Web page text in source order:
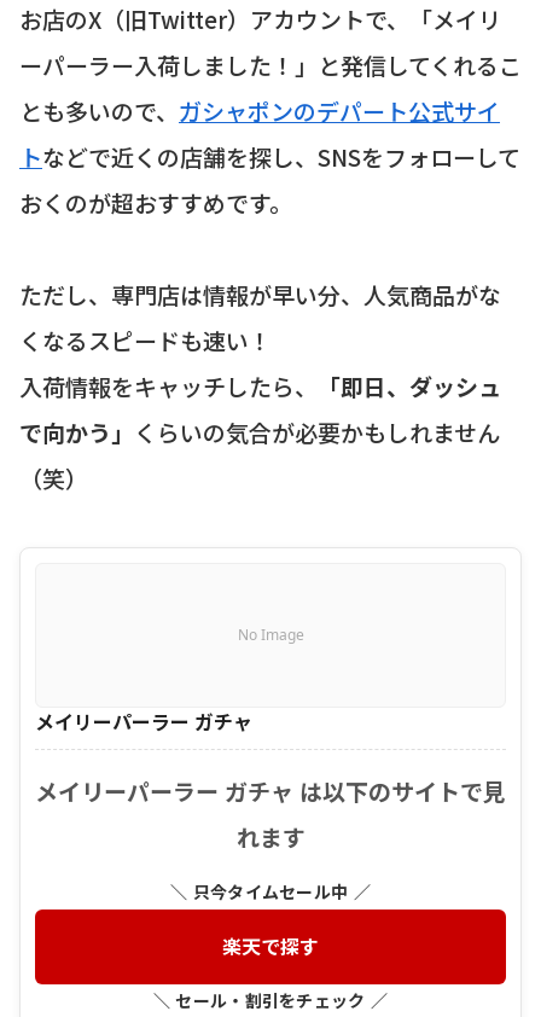
お店のX（旧Twitter）アカウントで、「メイリ
ーパーラー入荷しました！」と発信してくれるこ
とも多いので、 ガシャポンのデパート公式サイ
トなどで近くの店舗を探し、SNSをフォローして
おくのが超おすすめです。
ただし、専門店は情報が早い分、人気商品がな
くなるスピードも速い！
入荷情報をキャッチしたら、
「即日、ダッシュ
で向かう」 くらいの気合が必要かもしれません
（笑）
No Image
メイリーパーラー ガチャ
メイリーパーラー ガチャ は以下のサイトで見
れます
＼ 只今タイムセール中 ／
楽天で探す
＼ セール・割引をチェック ／